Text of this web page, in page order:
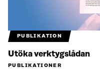
PUBLIKATION
Utöka verktygslådan
PUBLIKATIONER